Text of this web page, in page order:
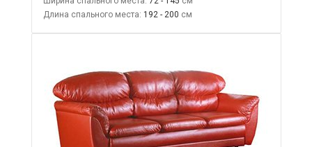
Длина спального места: 192 - 200